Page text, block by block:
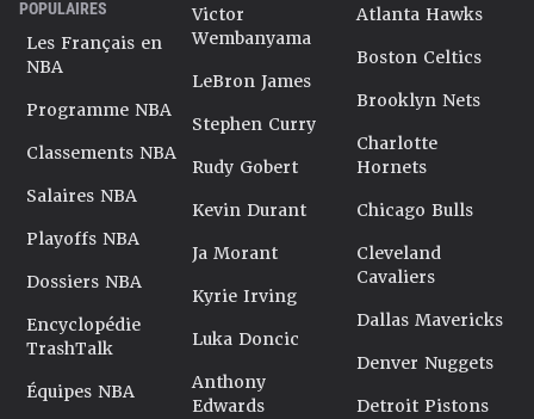
POPULAIRES
Les Français en
NBA
Programme NBA
Classements NBA
Salaires NBA
Playoffs NBA
Dossiers NBA
Encyclopédie
TrashTalk
Équipes NBA
Victor
Wembanyama
LeBron James
Stephen Curry
Rudy Gobert
Kevin Durant
Ja Morant
Kyrie Irving
Luka Doncic
Anthony
Edwards
Atlanta Hawks
Boston Celtics
Brooklyn Nets
Charlotte
Hornets
Chicago Bulls
Cleveland
Cavaliers
Dallas Mavericks
Denver Nuggets
Detroit Pistons